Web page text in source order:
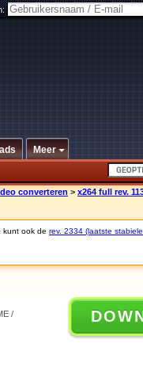
Meer
converteren > x264 full rev.
kunt ook de rev. 2334 (laatste
/